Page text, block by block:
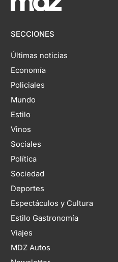
SECCIONES
Últimas noticias
Economía
Policiales
Mundo
Estilo
Vinos
Sociales
Política
Sociedad
Deportes
Espectáculos y Cultura
Estilo Gastronomía
Viajes
MDZ Autos